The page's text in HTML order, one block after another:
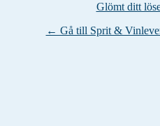
Glömt ditt
← Gå till Sprit &